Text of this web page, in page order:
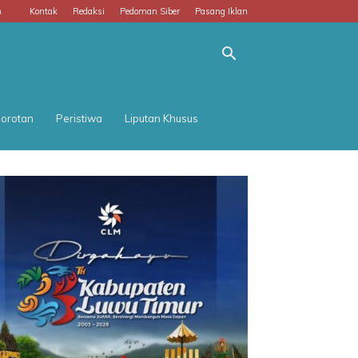
Kontak Redaksi Pedoman Siber Pasang Iklan
Peristiwa Liputan Khusus